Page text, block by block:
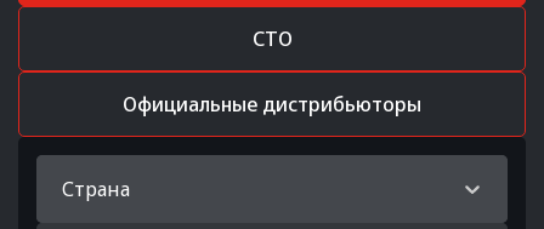
СТО
Официальные дистрибьюторы
Страна